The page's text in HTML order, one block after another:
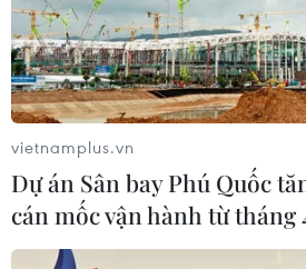
vietnamplus.vn
Dự án Sân bay Phú Quốc
cán mốc vận hành từ tháng